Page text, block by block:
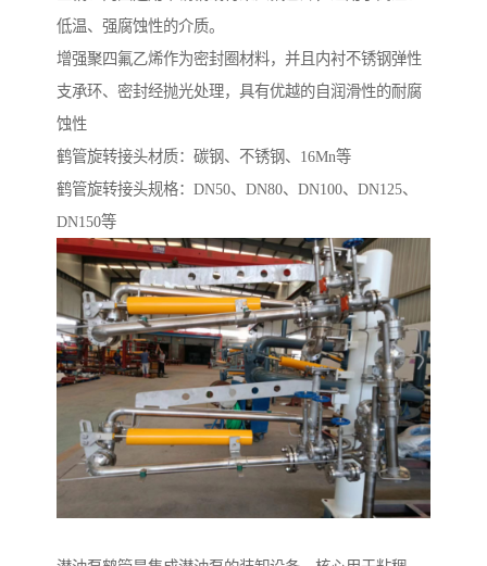
低温、强腐蚀性的介质。
增强聚四氟乙烯作为密封圈材料，并且内衬不锈钢弹性
支承环、密封经抛光处理，具有优越的自润滑性的耐腐
蚀性
鹤管旋转接头材质：碳钢、不锈钢、16Mn等
鹤管旋转接头规格：DN50、DN80、DN100、DN125、
DN150等